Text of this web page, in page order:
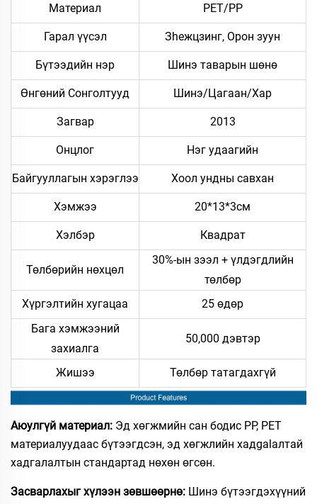
Материал PET/PP
Гарал үүсэл Зheжцзинг, Орон зуун
Бүтээдийн нэр Шинэ таварын шөнө
Өнгөний Сонголтууд Шинэ/Цагаан/Хар
Загвар 2013
Онцлог Нэг удаагийн
Байгууллагын хэрэглээ Хоол ундны савхан
Хэмжээ 20*13*3см
Хэлбэр Квадрат
Төлбөрийн нөхцөл
30%-ын зээл + үлдэгдлийн
төлбөр
Хүргэлтийн хугацаа
25 өдөр
Бага хэмжээний
захиалга
50,000 дэвтэр
Жишээ Төлбөр татагдахгүй
Аюулгүй материал: Эд хөгжмийн сан бодис PP, PET
материалуудаас бүтээгдсэн, эд хөгжлийн хадgalалтай
хадгалалтын стандартад нөхөн өгсөн.
Засварлахыг хүлээн зөвшөөрнө: Шинэ бүтээгдэхүүний